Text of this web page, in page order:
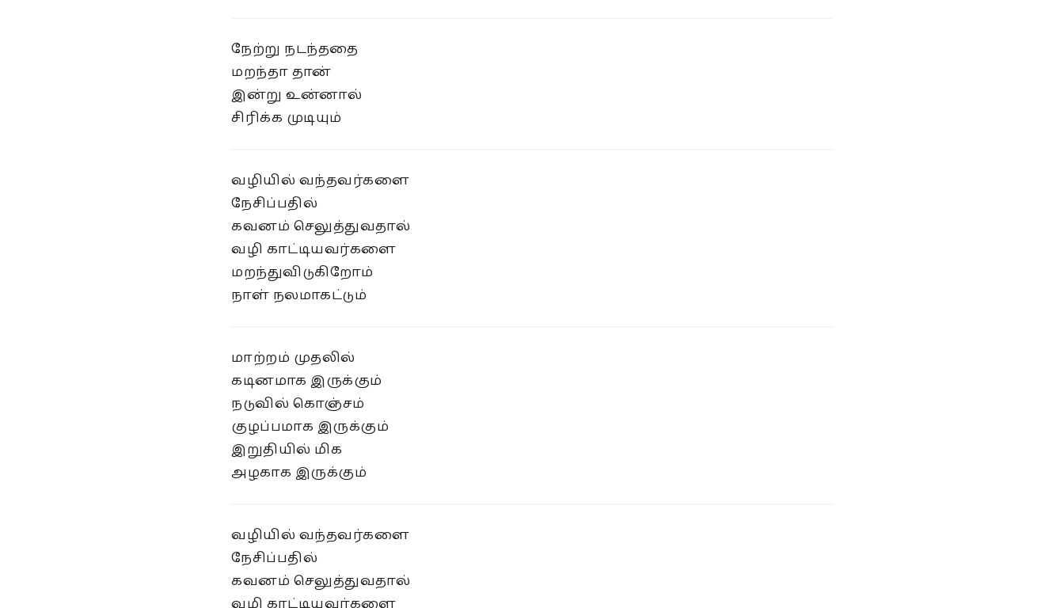
நேற்று நடந்ததை
மறந்தா தான்
இன்று உன்னால்
சிரிக்க முடியும்
வழியில் வந்தவர்களை
நேசிப்பதில்
கவனம் செலுத்துவதால்
வழி காட்டியவர்களை
மறந்துவிடுகிறோம்
நாள் நலமாகட்டும்
மாற்றம் முதலில்
கடினமாக இருக்கும்
நடுவில் கொஞ்சம்
குழப்பமாக இருக்கும்
இறுதியில் மிக
அழகாக இருக்கும்
வழியில் வந்தவர்களை
நேசிப்பதில்
கவனம் செலுத்துவதால்